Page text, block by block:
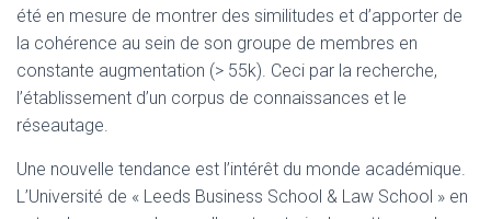
été en mesure de montrer des similitudes et d’apporter de
la cohérence au sein de son groupe de membres en
constante augmentation (> 55k). Ceci par la recherche,
l’établissement d’un corpus de connaissances et le
réseautage.
Une nouvelle tendance est l’intérêt du monde académique.
L’Université de « Leeds Business School & Law School » en